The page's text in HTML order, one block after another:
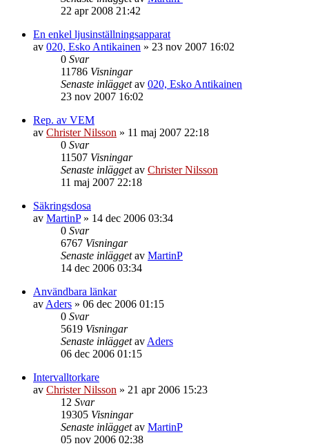
22 apr 2008 21:42
En enkel ljusinställningsapparat
av 020, Esko Antikainen » 23 nov 2007 16:02
0 Svar
11786 Visningar
Senaste inläggetav 020, Esko Antikainen
23 nov 2007 16:02
Rep. av VEM
av Christer Nilsson » 11 maj 2007 22:18
0 Svar
11507 Visningar
Senaste inläggetav Christer Nilsson
11 maj 2007 22:18
Säkringsdosa
av MartinP» 14 dec 2006 03:34
0 Svar
6767 Visningar
Senaste inläggetav MartinP
14 dec 2006 03:34
Användbara länkar
av Aders » 06 dec 2006 01:15
0 Svar
5619 Visningar
Senaste inläggetav Aders
06 dec 2006 01:15
Intervalltorkare
av Christer Nilsson » 21 apr 2006 15:23
12 Svar
19305 Visningar
Senaste inläggetav MartinP
05 nov 2006 02:38